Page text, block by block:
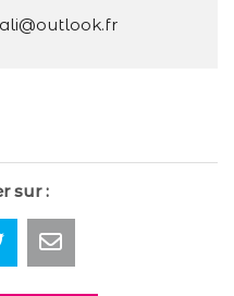
sur :